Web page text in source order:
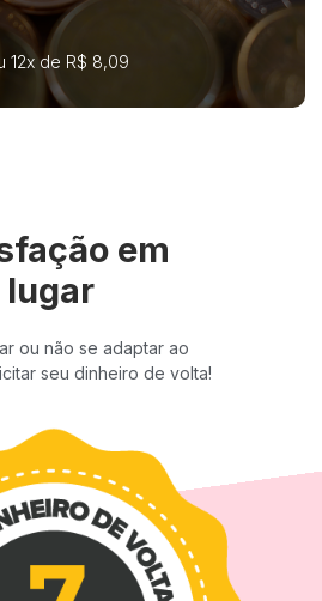
12x de R$ 8,09
em
ou não se adaptar ao
seu dinheiro de volta!